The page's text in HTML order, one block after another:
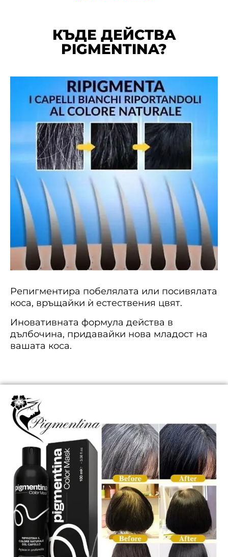
КЪДЕ ДЕЙСТВА
PIGMENTINA?
Репигментира побелялата или посивялата
коса, връщайки ѝ естествения цвят.
Иновативната формула действа в
дълбочина, придавайки нова младост на
вашата коса.